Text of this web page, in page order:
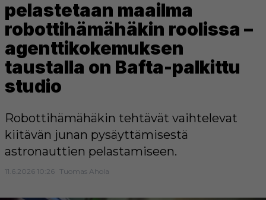
pelastetaan maailma
robottihämähäkin roolissa –
agenttikokemuksen
taustalla on Bafta-palkittu
studio
Robottihämähäkin tehtävät vaihtelevat
kiitävän junan pysäyttämisestä
astronauttien pelastamiseen.
11.6.2026 10:26 Tuomas Ahola